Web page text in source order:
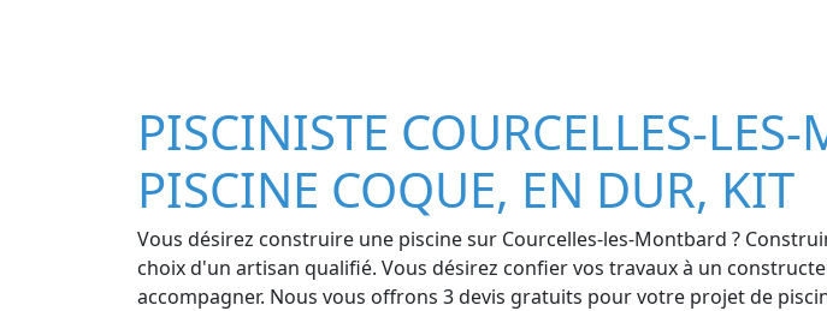
PISCINISTE COURCELLES-
PISCINE COQUE, EN DUR, KIT
Vous désirez construire une piscine sur Courcelles-les-Montbard ?
choix d'un artisan qualifié. Vous désirez confier vos travaux à un
accompagner. Nous vous offrons 3 devis gratuits pour votre projet de